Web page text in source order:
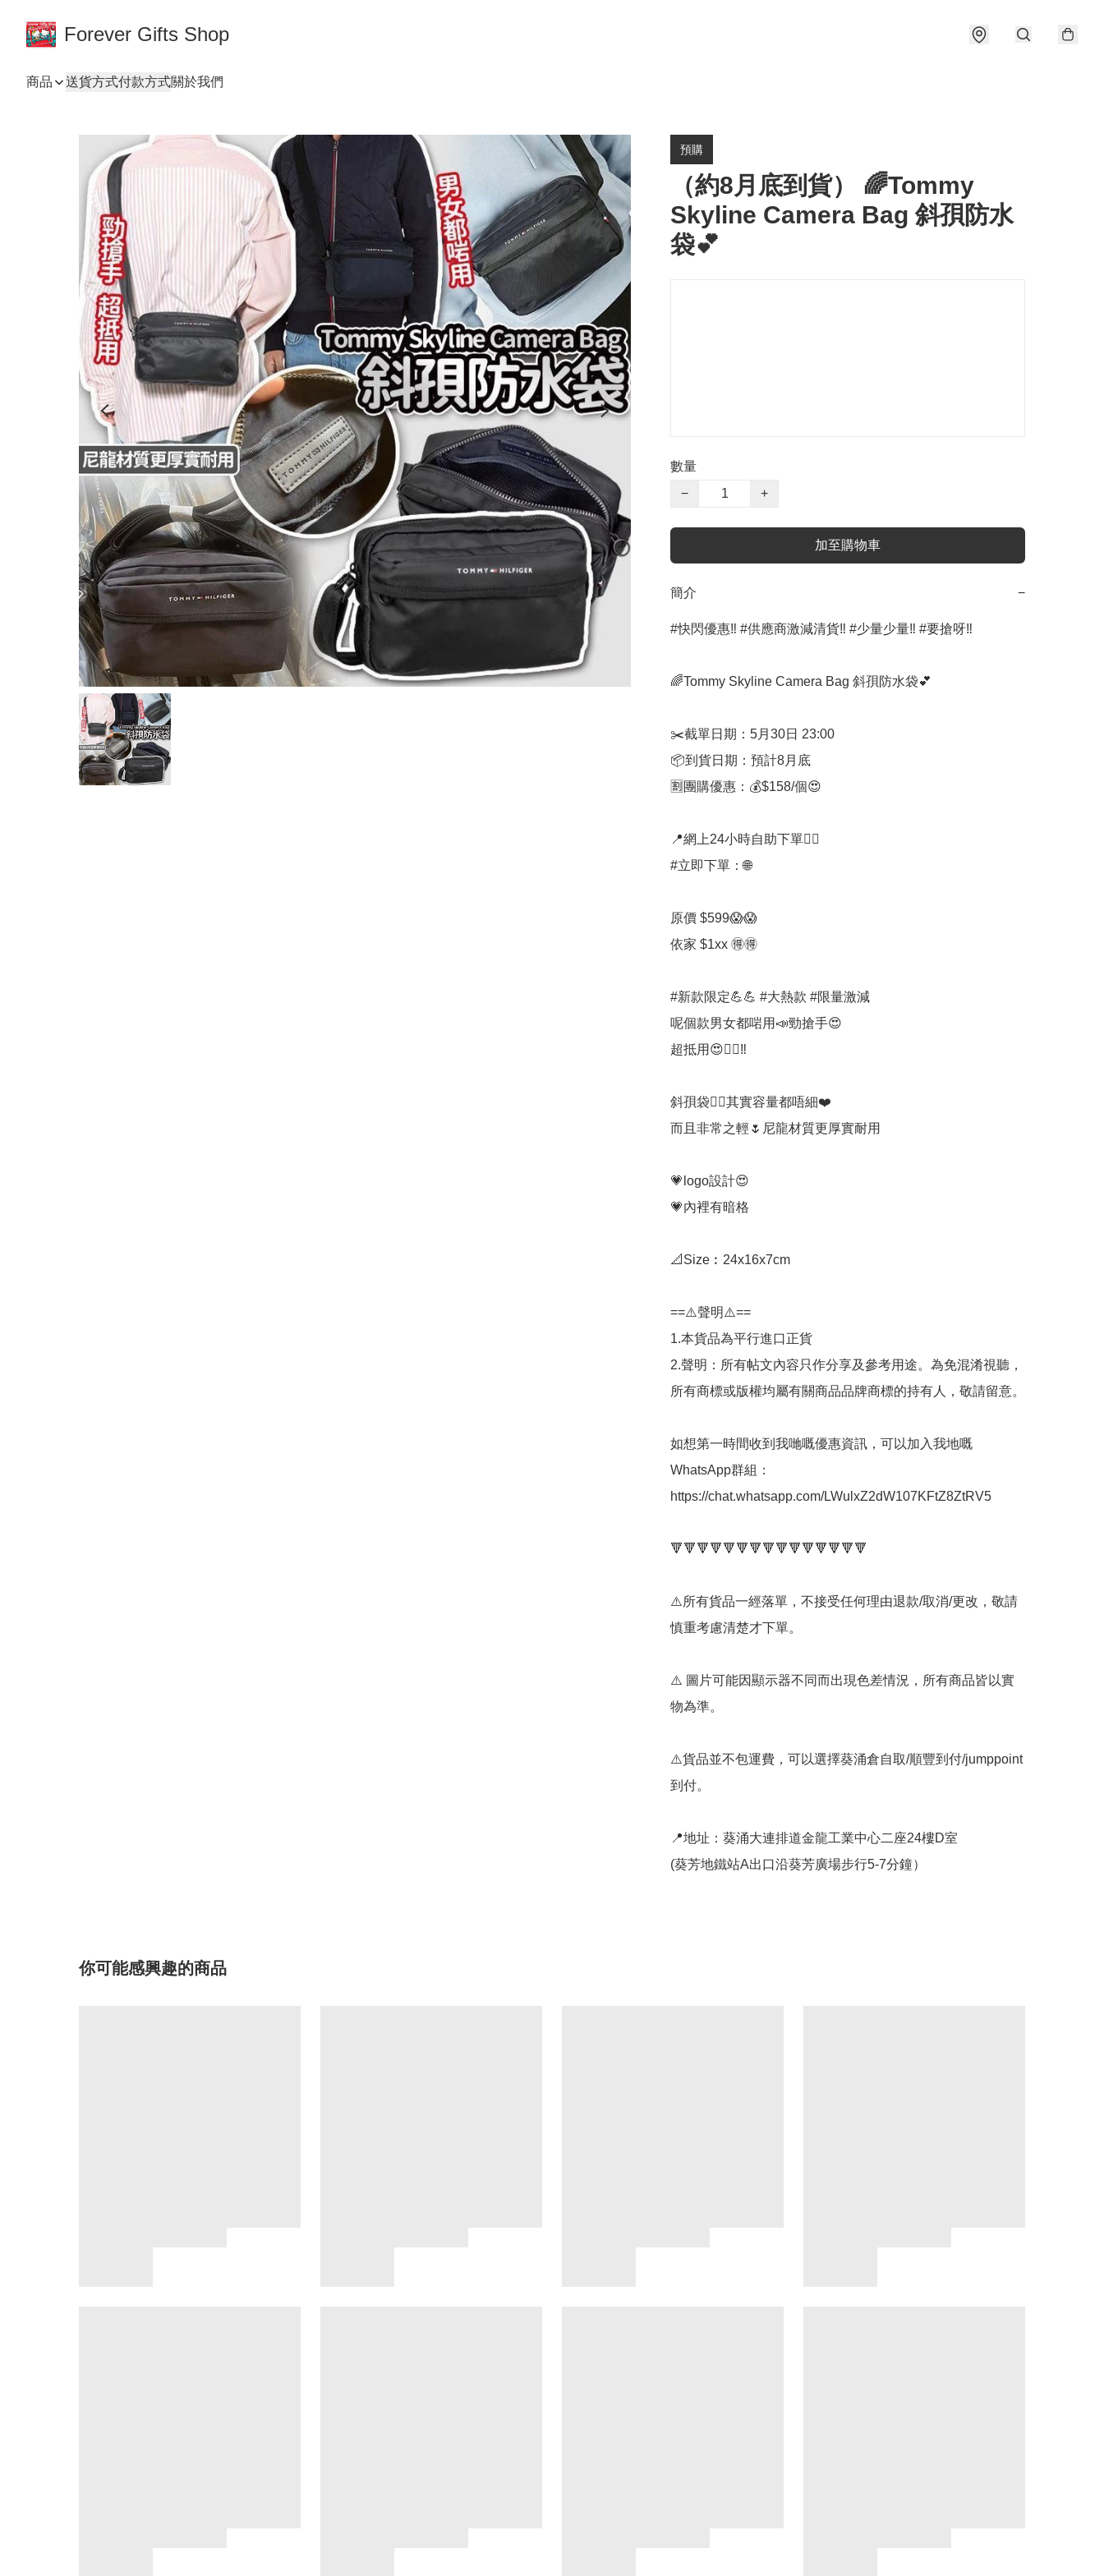
Forever Gifts Shop
商品 送貨方式付款方式關於我們
預購
（約8月底到貨） 🌈Tommy
Skyline Camera Bag 斜孭防水
袋💕
數量
−
+
加至購物車
簡介 −
#快閃優惠‼️ #供應商激減清貨‼️ #少量少量‼️ #要搶呀‼️
🌈Tommy Skyline Camera Bag 斜孭防水袋💕
✂️截單日期：5月30日 23:00
📦到貨日期：預計8月底
🈹團購優惠：💰$158/個😍
📍網上24小時自助下單👍🏻
#立即下單：🌐
原價 $599😱😱
依家 $1xx 🉐🉐
#新款限定💪💪 #大熱款 #限量激減
呢個款男女都啱用📣勁搶手😍
超抵用😍👇🏼‼️
斜孭袋🙋‍♀️其實容量都唔細❤️
而且非常之輕🌷尼龍材質更厚實耐用
💗logo設計😍
💗內裡有暗格
📐Size︰24x16x7cm
==⚠️聲明⚠️==
1.本貨品為平行進口正貨
2.聲明：所有帖文內容只作分享及參考用途。為免混淆視聽，
所有商標或版權均屬有關商品品牌商標的持有人，敬請留意。
如想第一時間收到我哋嘅優惠資訊，可以加入我地嘅
WhatsApp群組：
https://chat.whatsapp.com/LWulxZ2dW107KFtZ8ZtRV5
🔻🔻🔻🔻🔻🔻🔻🔻🔻🔻🔻🔻🔻🔻🔻
⚠️所有貨品一經落單，不接受任何理由退款/取消/更改，敬請
慎重考慮清楚才下單。
⚠️ 圖片可能因顯示器不同而出現色差情況，所有商品皆以實
物為準。
⚠️貨品並不包運費，可以選擇葵涌倉自取/順豐到付/jumppoint
到付。
📍地址：葵涌大連排道金龍工業中心二座24樓D室
(葵芳地鐵站A出口沿葵芳廣場步行5-7分鐘）
你可能感興趣的商品